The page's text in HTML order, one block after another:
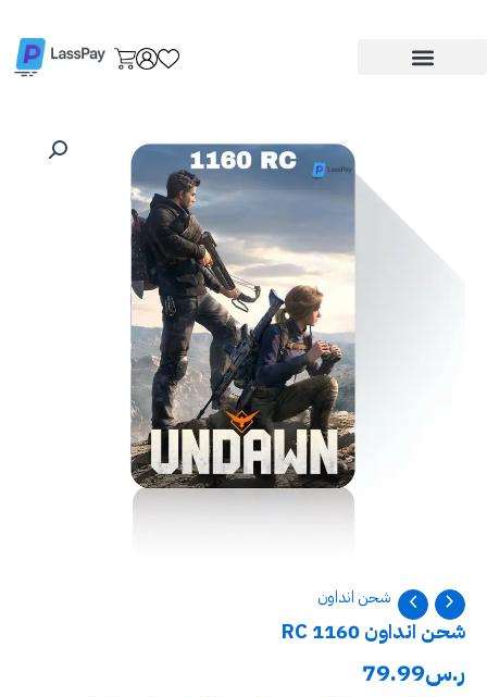
شحن انداون
شحن انداون 1160 RC
ر.س79.99